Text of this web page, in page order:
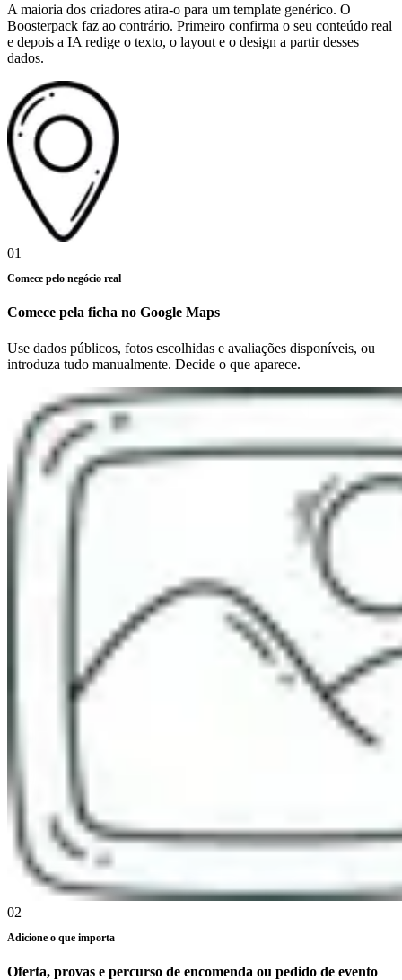
A maioria dos criadores atira-o para um template genérico. O
Boosterpack faz ao contrário. Primeiro confirma o seu conteúdo real
e depois a IA redige o texto, o layout e o design a partir desses
dados.
01
Comece pelo negócio real
Comece pela ficha no Google Maps
Use dados públicos, fotos escolhidas e avaliações disponíveis, ou
introduza tudo manualmente. Decide o que aparece.
02
Adicione o que importa
Oferta, provas e percurso de encomenda ou pedido de evento